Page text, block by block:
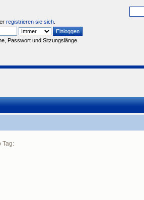
registrieren sie sich.
Passwort und Sitzungslänge
Tag: